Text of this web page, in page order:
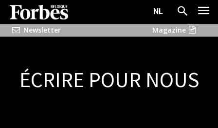
NL
Newsletter
Magazine
ÉCRIRE POUR NOUS